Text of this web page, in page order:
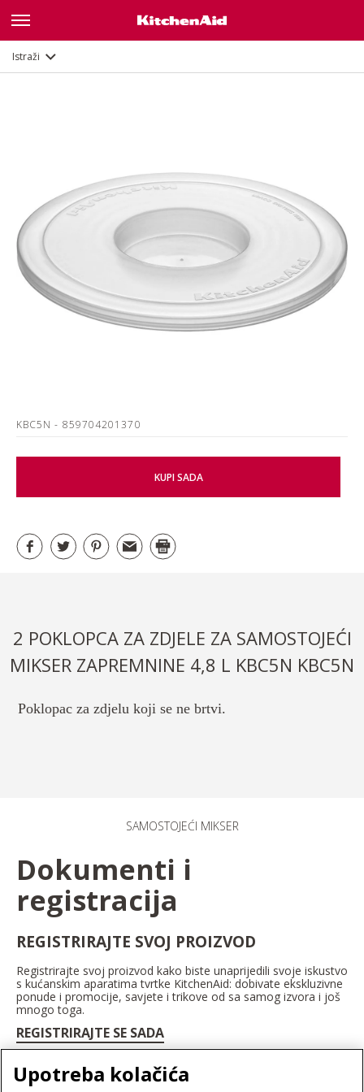
Istraži
KBC5N- 859704201370
KUPI SADA
2 POKLOPCA ZA ZDJELE ZA SAMOSTOJEĆI
MIKSER ZAPREMNINE 4,8 L KBC5N KBC5N
Poklopac za zdjelu koji se ne brtvi.
SAMOSTOJEĆI MIKSER
Dokumenti i
registracija
REGISTRIRAJTE SVOJ PROIZVOD
Registrirajte svoj proizvod kako biste unaprijedili svoje iskustvo
s kućanskim aparatima tvrtke KitchenAid: dobivate ekskluzivne
ponude i promocije, savjete i trikove od sa samog izvora i još
mnogo toga.
REGISTRIRAJTE SE SADA
Upotreba kolačića